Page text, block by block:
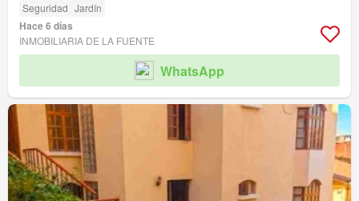
Seguridad Jardín
Hace 6 días
INMOBILIARIA DE LA FUENTE
WhatsApp